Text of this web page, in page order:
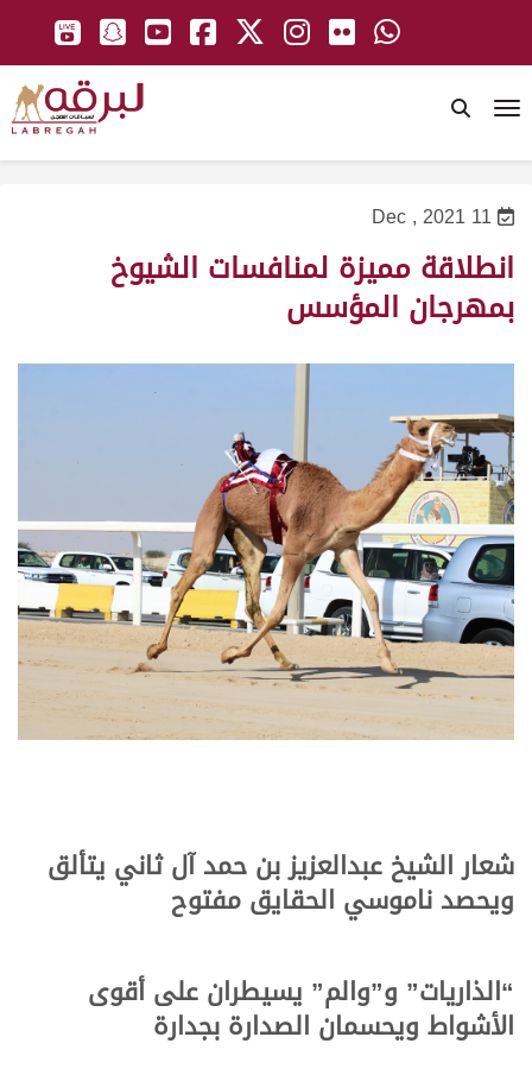
11 Dec , 2021
انطلاقة مميزة لمنافسات الشيوخ
بمهرجان المؤسس
شعار الشيخ عبدالعزيز بن حمد آل ثاني يتألق
ويحصد ناموسي الحقايق مفتوح
“الذاريات” و”والم” يسيطران على أقوى
الأشواط ويحسمان الصدارة بجدارة